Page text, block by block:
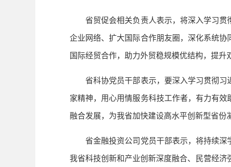
省贸促会相关负责人表示，将深入学习贯
企业网络、扩大国际合作朋友圈，深化系统
国际经贸合作，助力外贸稳规模优结构，提
省科协党员干部表示，要深入学习贯彻习
家精神，用心用情服务科技工作者，有力有
融合发展，为我省加快建设高水平创新型省份
省金融投资公司党员干部表示，将持续深
我省科技创新和产业创新深度融合、民营经